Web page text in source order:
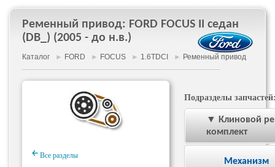
Ременный привод: FORD FOCUS II седан
(DB_) (2005 - до н.в.)
Каталог ► FORD ► FOCUS ► 1.6TDCI ► Ременный привод
￩ Все разделы
Подразделы
▼ Клиновой
комплект
Механизм